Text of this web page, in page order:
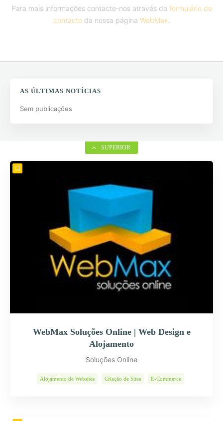
Para mais informações contacte-nos através do formulário de
contactoda nossa página WebMax.
AS ÚLTIMAS NOTÍCIAS
Sem publicações
SUPERIOR
WebMax Soluções Online | Web Design e
Alojamento
Soluções Online
Alojamento de Websites Criação de Sites E-Commerce